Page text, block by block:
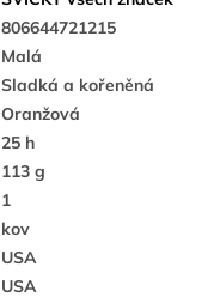
806644721215
Malá
Sladká a kořeněná
Oranžová
25 h
113 g
1
kov
USA
USA